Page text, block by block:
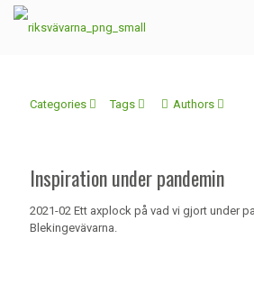
Categories Tags Authors
Inspiration under pandemin
2021-02 Ett axplock på vad vi gjort under
Blekingevävarna.